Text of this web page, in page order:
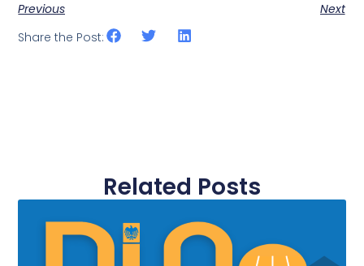
Previous
Next
Share the Post:
Related Posts